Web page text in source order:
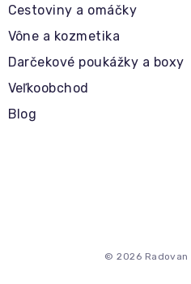
Cestoviny a omáčky
Vône a kozmetika
Darčekové poukážky a boxy
Veľkoobchod
Blog
© 2026 Radovan